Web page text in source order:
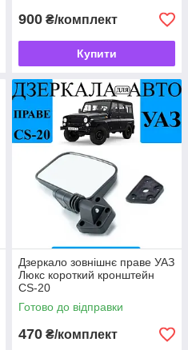
900 ₴/комплект
Купити
Дзеркало зовнішнє праве УАЗ
Люкс короткий кронштейн
CS-20
Готово до відправки
470 ₴/комплект